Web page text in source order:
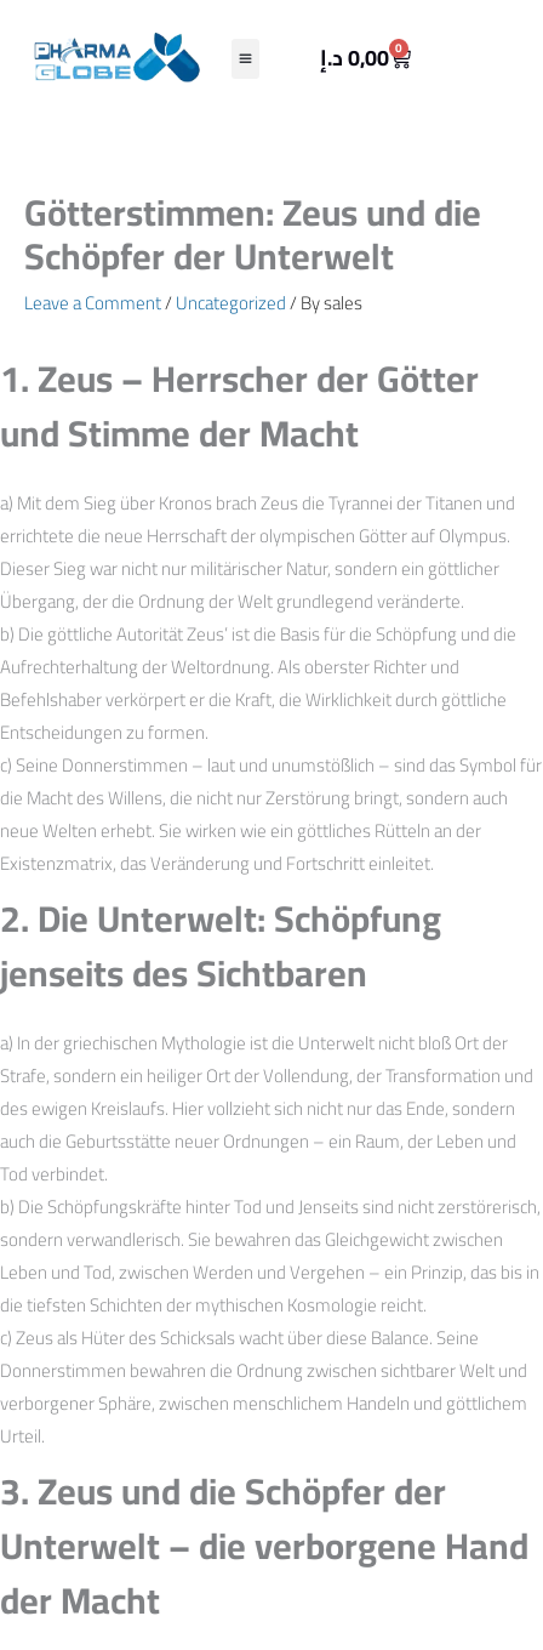
content
0,00د.إ 0
Cart
Götterstimmen: Zeus und die
Schöpfer der Unterwelt
Leave a Comment/Uncategorized/ Bysales
1. Zeus – Herrscher der Götter
und Stimme der Macht
a) Mit dem Sieg über Kronos brach Zeus die Tyrannei der Titanen und
errichtete die neue Herrschaft der olympischen Götter auf Olympus.
Dieser Sieg war nicht nur militärischer Natur, sondern ein göttlicher
Übergang, der die Ordnung der Welt grundlegend veränderte.
b) Die göttliche Autorität Zeus’ ist die Basis für die Schöpfung und die
Aufrechterhaltung der Weltordnung. Als oberster Richter und
Befehlshaber verkörpert er die Kraft, die Wirklichkeit durch göttliche
Entscheidungen zu formen.
c) Seine Donnerstimmen – laut und unumstößlich – sind das Symbol für
die Macht des Willens, die nicht nur Zerstörung bringt, sondern auch
neue Welten erhebt. Sie wirken wie ein göttliches Rütteln an der
Existenzmatrix, das Veränderung und Fortschritt einleitet.
2. Die Unterwelt: Schöpfung
jenseits des Sichtbaren
a) In der griechischen Mythologie ist die Unterwelt nicht bloß Ort der
Strafe, sondern ein heiliger Ort der Vollendung, der Transformation und
des ewigen Kreislaufs. Hier vollzieht sich nicht nur das Ende, sondern
auch die Geburtsstätte neuer Ordnungen – ein Raum, der Leben und
Tod verbindet.
b) Die Schöpfungskräfte hinter Tod und Jenseits sind nicht zerstörerisch,
sondern verwandlerisch. Sie bewahren das Gleichgewicht zwischen
Leben und Tod, zwischen Werden und Vergehen – ein Prinzip, das bis in
die tiefsten Schichten der mythischen Kosmologie reicht.
c) Zeus als Hüter des Schicksals wacht über diese Balance. Seine
Donnerstimmen bewahren die Ordnung zwischen sichtbarer Welt und
verborgener Sphäre, zwischen menschlichem Handeln und göttlichem
Urteil.
3. Zeus und die Schöpfer der
Unterwelt – die verborgene Hand
der Macht